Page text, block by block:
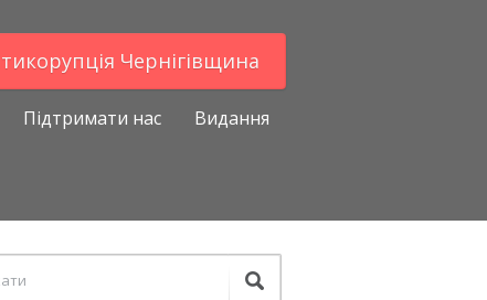
Чернігівщина
Підтримати нас Видання